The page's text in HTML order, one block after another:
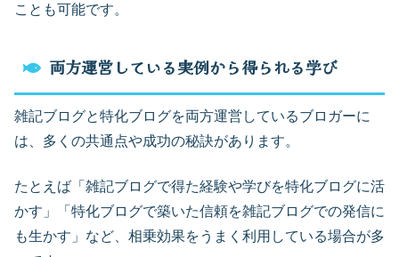
ことも可能です。
両方運営している実例から得られる学び
雑記ブログと特化ブログを両方運営しているブロガーに
は、多くの共通点や成功の秘訣があります。
たとえば「雑記ブログで得た経験や学びを特化ブログに活
かす」「特化ブログで築いた信頼を雑記ブログでの発信に
も生かす」など、相乗効果をうまく利用している場合が多